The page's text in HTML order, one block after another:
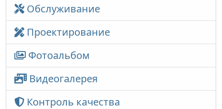
Обслуживание
Проектирование
Фотоальбом
Видеогалерея
Контроль качества